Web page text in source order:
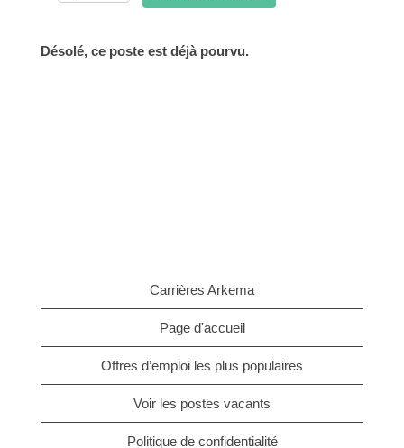
Désolé, ce poste est déjà pourvu.
Carrières Arkema
Page d'accueil
Offres d’emploi les plus populaires
Voir les postes vacants
Politique de confidentialité